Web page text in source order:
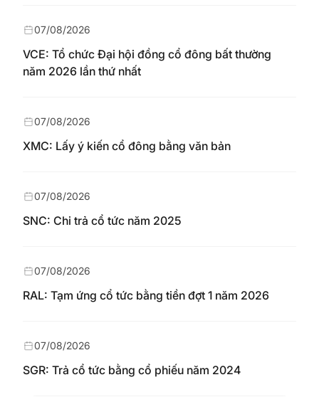
VCE: Tổ chức Đại hội đồng cổ đông bất thường
năm 2026 lần thứ nhất
07/08/2026
XMC: Lấy ý kiến cổ đông bằng văn bản
07/08/2026
SNC: Chi trả cổ tức năm 2025
07/08/2026
RAL: Tạm ứng cổ tức bằng tiền đợt 1 năm 2026
07/08/2026
SGR: Trả cổ tức bằng cổ phiếu năm 2024
07/08/2026